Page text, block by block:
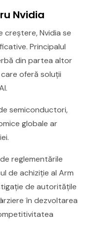
Nvidia
creștere, Nvidia se
Principalul
din partea altor
oferă soluții
semiconductori,
globale ar
reglementările
de achiziție al Arm
de autoritățile
în dezvoltarea